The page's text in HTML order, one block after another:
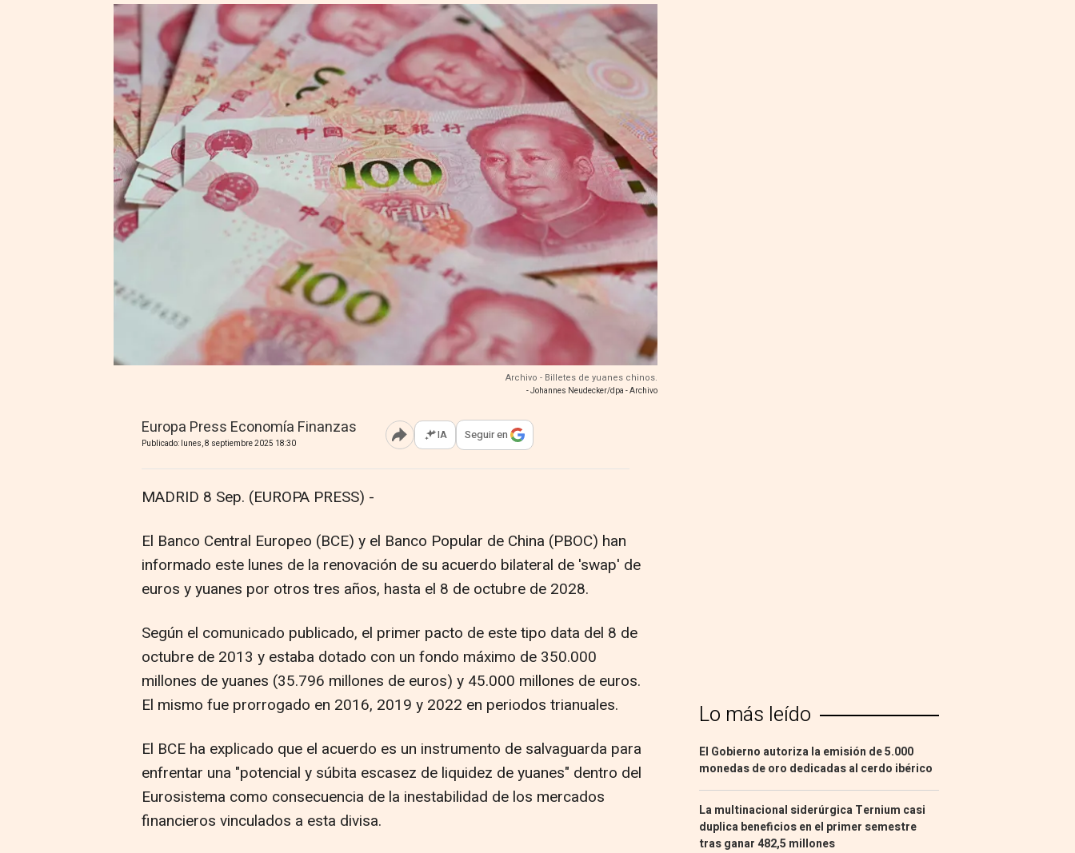
Archivo - Billetes de yuanes chinos.
- Johannes Neudecker/dpa - Archivo
Europa Press Economía Finanzas
Publicado: lunes, 8 septiembre 2025 18:30 Abrir opciones para compartir
IA Seguir en
MADRID 8 Sep. (EUROPA PRESS) -
El Banco Central Europeo (BCE) y el Banco Popular de China (PBOC) han
informado este lunes de la renovación de su acuerdo bilateral de 'swap' de
euros y yuanes por otros tres años, hasta el 8 de octubre de 2028.
Según el comunicado publicado, el primer pacto de este tipo data del 8 de
octubre de 2013 y estaba dotado con un fondo máximo de 350.000
millones de yuanes (35.796 millones de euros) y 45.000 millones de euros.
El mismo fue prorrogado en 2016, 2019 y 2022 en periodos trianuales.
El BCE ha explicado que el acuerdo es un instrumento de salvaguarda para
enfrentar una "potencial y súbita escasez de liquidez de yuanes" dentro del
Eurosistema como consecuencia de la inestabilidad de los mercados
financieros vinculados a esta divisa.
Lo más leído
El Gobierno autoriza la emisión de 5.000
monedas de oro dedicadas al cerdo ibérico
La multinacional siderúrgica Ternium casi
duplica beneficios en el primer semestre
tras ganar 482,5 millones